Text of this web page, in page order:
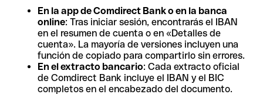
En la app de Comdirect Bank o en la banca
online: Tras iniciar sesión, encontrarás el IBAN
en el resumen de cuenta o en «Detalles de
cuenta». La mayoría de versiones incluyen una
función de copiado para compartirlo sin errores.
En el extracto bancario: Cada extracto oficial
de Comdirect Bank incluye el IBAN y el BIC
completos en el encabezado del documento.